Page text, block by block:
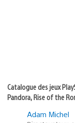
Catalogue des jeux
Pandora, Rise of the
Adam Michel